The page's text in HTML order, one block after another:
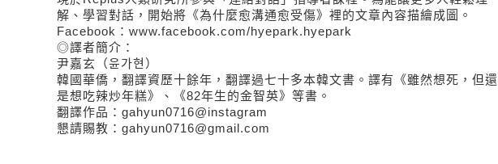
解、學習對話，開始將《為什麼愈溝通愈受傷》裡的文章內容描繪成圖。
Facebook：www.facebook.com/hyepark.hyepark
◎譯者簡介：
尹嘉玄（윤가현）
韓國華僑，翻譯資歷十餘年，翻譯過七十多本韓文書。譯有《雖然想死，但還
是想吃辣炒年糕》、《82年生的金智英》等書。
翻譯作品：gahyun0716@instagram
懇請賜教：gahyun0716@gmail.com